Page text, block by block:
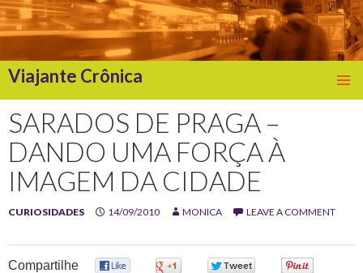
Viajante Crônica
TO
CONTENT
SARADOS DE PRAGA –
DANDO UMA FORÇA À
IMAGEM DA CIDADE
CURIOSIDADES 14/09/2010 MONICA LEAVE A COMMENT
Compartilhe